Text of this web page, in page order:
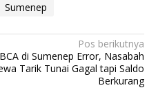
Sumenep
Pos berikutnya
di Sumenep Error, Nasabah
Tarik Tunai Gagal tapi Saldo
Berkurang